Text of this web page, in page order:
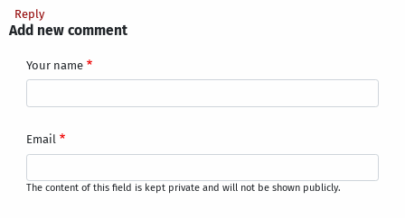
Reply
Add new comment
Your name
Email
The content of this field is kept private and will not be shown publicly.